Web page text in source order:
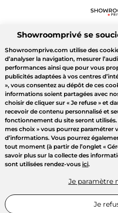
Showroomprivé se
Showroomprive.com utilise des
d’analyser la navigation, mesurer
performances ainsi que pour vous
publicités adaptées à vos centres
», vous consentez au dépôt de ces
informations soient partagées avec
choisir de cliquer sur « Je refuse » et
recevoir de contenu personnalisé et
fonctionnement du site seront
mes choix » vous pourrez paramétrer
d’informations. Vous pourrez
tout moment (à partir de l’onglet «
savoir plus sur la collecte des
sont utilisées rendez-vous ici.
Je paramètre
Je